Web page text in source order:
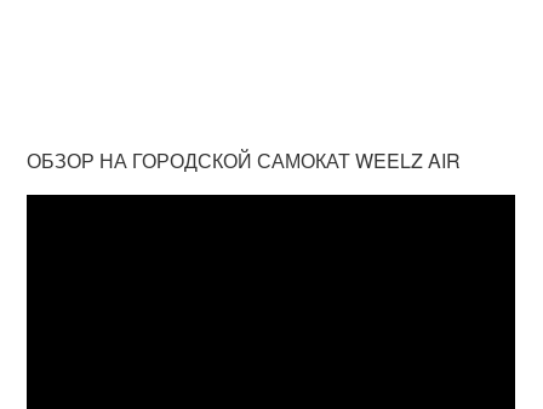
ОБЗОР НА ГОРОДСКОЙ САМОКАТ WEELZ AIR